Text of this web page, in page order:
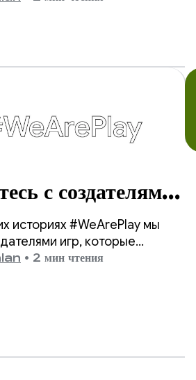
с создателями
развлекают,
и пробуждают
историях #WeArePlay мы
игр, которые
и пробуждают
• 2 мин чтения